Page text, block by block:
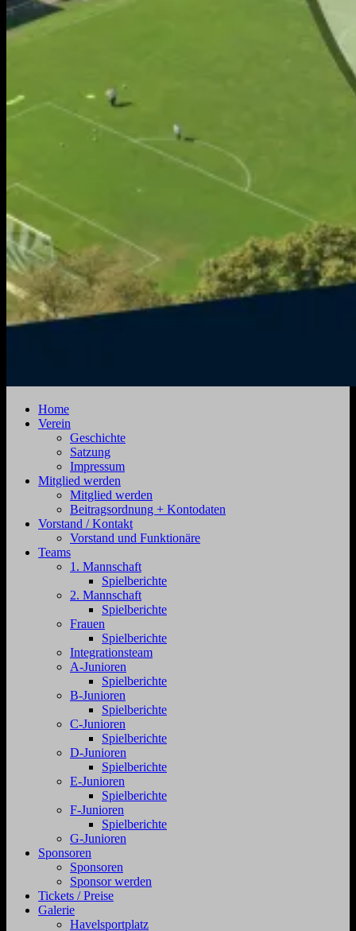
Zehdenick
Jahnstraße
Zehdenick
Home
Verein
Geschichte
Satzung
Impressum
Mitglied werden
Mitglied werden
Beitragsordnung + Kontodaten
Vorstand / Kontakt
Vorstand und Funktionäre
Teams
1. Mannschaft
Spielberichte
2. Mannschaft
Spielberichte
Frauen
Spielberichte
Integrationsteam
A-Junioren
Spielberichte
B-Junioren
Spielberichte
C-Junioren
Spielberichte
D-Junioren
Spielberichte
E-Junioren
Spielberichte
F-Junioren
Spielberichte
G-Junioren
Sponsoren
Sponsoren
Sponsor werden
Tickets / Preise
Galerie
Havelsportplatz